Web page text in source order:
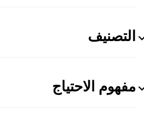
التصنيف
مفهوم الاحتياج